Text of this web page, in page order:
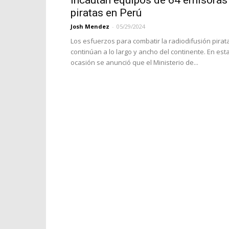
piratas en Perú
Josh Mendez - 05/29/2024
Los esfuerzos para combatir la radiodifusión
continúan a lo largo y ancho del continente. En esta
ocasión se anunció que el Ministerio de...